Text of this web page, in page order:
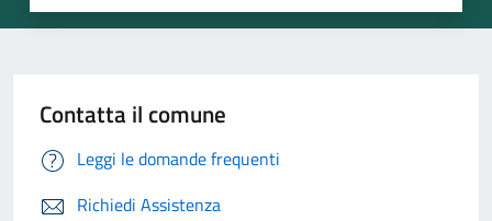
Contatta il comune
Leggi le domande frequenti
Richiedi Assistenza